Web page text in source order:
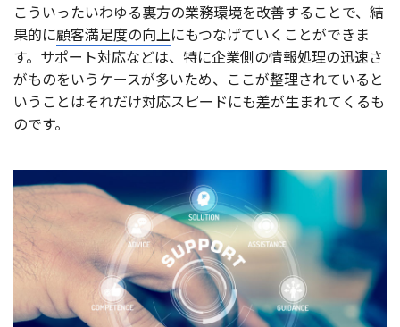
こういったいわゆる裏方の業務環境を改善することで、結
果的に顧客満足度の向上にもつなげていくことができま
す。サポート対応などは、特に企業側の情報処理の迅速さ
がものをいうケースが多いため、ここが整理されていると
いうことはそれだけ対応スピードにも差が生まれてくるも
のです。